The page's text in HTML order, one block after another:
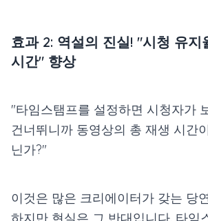
효과 2: 역설의 진실! "시청 유지
시간" 향상
"타임스탬프를 설정하면 시청자가
건너뛰니까 동영상의 총 재생 시간
닌가?"
이것은 많은 크리에이터가 갖는 당